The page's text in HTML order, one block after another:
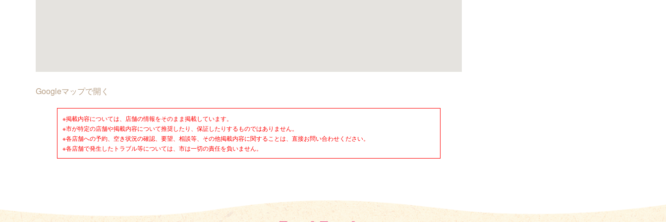
Googleマップで開く
※掲載内容については、店舗の情報をそのまま掲載しています。
※市が特定の店舗や掲載内容について推奨したり、保証したりするものではありません。
※各店舗への予約、空き状況の確認、要望、相談等、その他掲載内容に関することは、直接お問い合わせください。
※各店舗で発生したトラブル等については、市は一切の責任を負いません。